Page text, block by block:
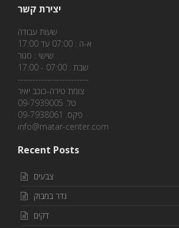
יצירת קשר
שעות עבודה
א-ה : 07:00 עד 17:00
שישי : סגור
שבת : 07:00 - 17:00
------------------------
צומת טירה-כוכב יאיר
טל. 09-7939005
פקס. 09-7938061
info@matar-center.com
Recent Posts
צבעים
גדר במבוק
דקים